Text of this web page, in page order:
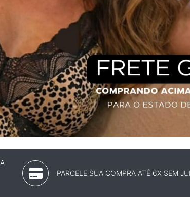
PARCELE SUA COMPRA ATÉ 6X SEM